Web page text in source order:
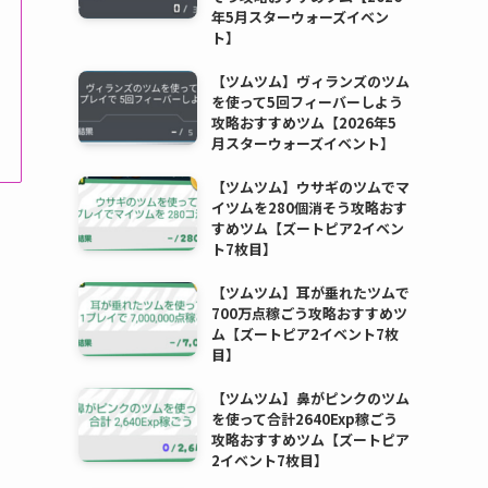
年5月スターウォーズイベン
ト】
【ツムツム】ヴィランズのツム
を使って5回フィーバーしよう
攻略おすすめツム【2026年5
月スターウォーズイベント】
【ツムツム】ウサギのツムでマ
イツムを280個消そう攻略おす
すめツム【ズートピア2イベン
ト7枚目】
【ツムツム】耳が垂れたツムで
700万点稼ごう攻略おすすめツ
ム【ズートピア2イベント7枚
目】
【ツムツム】鼻がピンクのツム
を使って合計2640Exp稼ごう
攻略おすすめツム【ズートピア
2イベント7枚目】